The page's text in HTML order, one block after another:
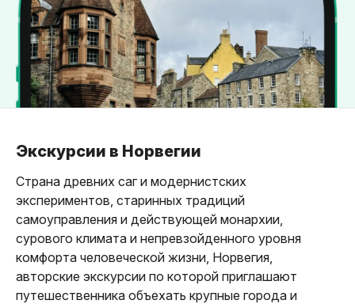
Экскурсии в Норвегии
Страна древних саг и модернистских
экспериментов, старинных традиций
самоуправления и действующей монархии,
сурового климата и непревзойденного уровня
комфорта человеческой жизни, Норвегия,
авторские экскурсии по которой приглашают
путешественника объехать крупные города и